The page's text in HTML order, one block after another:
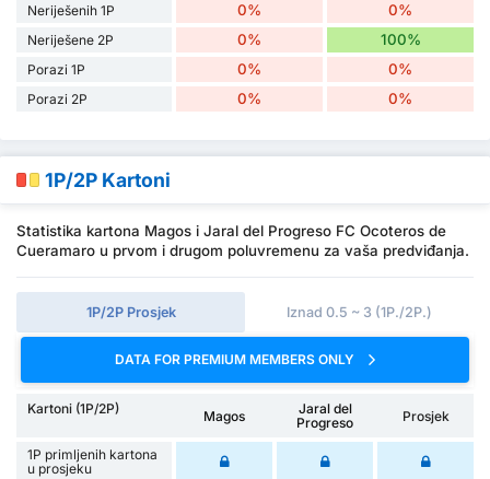
Neriješenih 1P 0% 0%
Neriješene 2P 0% 100%
Porazi 1P 0% 0%
Porazi 2P 0% 0%
1P/2P Kartoni
Statistika kartona Magos i Jaral del Progreso FC Ocoteros de
Cueramaro u prvom i drugom poluvremenu za vaša predviđanja.
1P/2P Prosjek Iznad 0.5 ~ 3 (1P./2P.)
DATA FOR PREMIUM MEMBERS ONLY
Kartoni (1P/2P) Magos
Jaral del
Progreso
Prosjek
1P primljenih kartona
u prosjeku